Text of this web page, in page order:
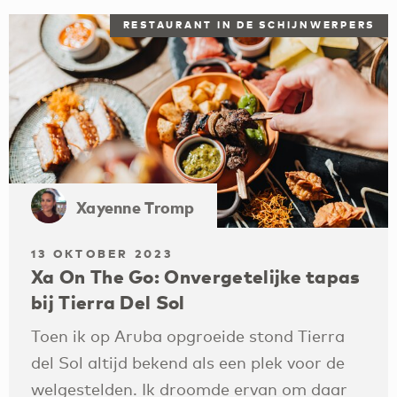
RESTAURANT IN DE SCHIJNWERPERS
Xayenne Tromp
13 OKTOBER 2023
Xa On The Go: Onvergetelijke tapas
bij Tierra Del Sol
Toen ik op Aruba opgroeide stond Tierra
del Sol altijd bekend als een plek voor de
welgestelden. Ik droomde ervan om daar